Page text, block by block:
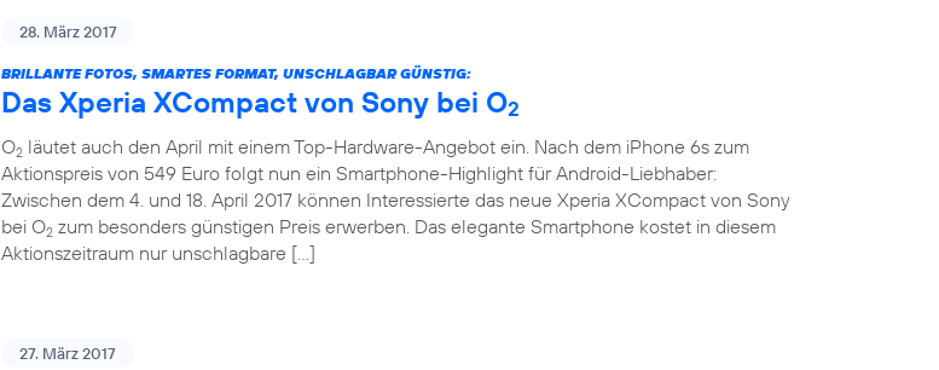
28. März 2017
BRILLANTE FOTOS, SMARTES FORMAT, UNSCHLAGBAR GÜNSTIG:
Das Xperia XCompact von Sony bei O2
O2 läutet auch den April mit einem Top-Hardware-Angebot ein. Nach dem iPhone 6s zum
Aktionspreis von 549 Euro folgt nun ein Smartphone-Highlight für Android-Liebhaber:
Zwischen dem 4. und 18. April 2017 können Interessierte das neue Xperia XCompact von Sony
bei O2 zum besonders günstigen Preis erwerben. Das elegante Smartphone kostet in diesem
Aktionszeitraum nur unschlagbare […]
27. März 2017